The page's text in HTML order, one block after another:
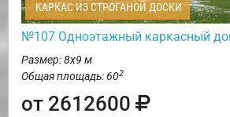
КАРКАС ИЗ СТРОГАНОЙ ДОСКИ
№107 Одноэтажный каркасный
Размер: 8х9 м
Общая площадь: 602
от 2612600